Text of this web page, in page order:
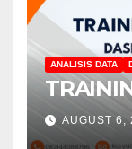
ANALISIS DATA
AUGUST 6,